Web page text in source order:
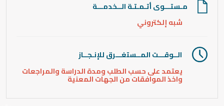
مـستـــوى أتـمـتـة الــخدمـــة
شبه إلكتروني
الــوقـــت المــستغـــرق للإنـجــاز
يعتمد على حسب الطلب ومدة الدراسة والمراجعات
واخذ الموافقات من الجهات المعنية